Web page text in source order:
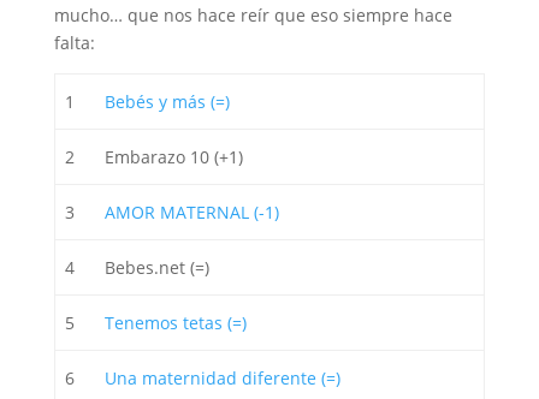
mucho… que nos hace reír que eso siempre hace
falta:
1 Bebés y más (=)
2 Embarazo 10 (+1)
3 AMOR MATERNAL (-1)
4 Bebes.net (=)
5 Tenemos tetas (=)
6 Una maternidad diferente (=)